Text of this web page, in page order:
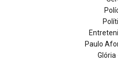
Paulo
Glória